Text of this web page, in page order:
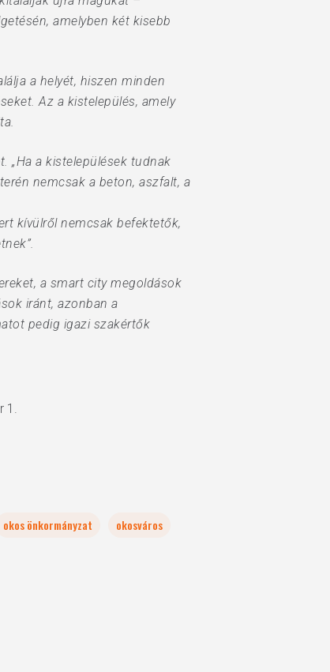
amelyben két kisebb
a helyét, hiszen minden
Az a kistelepülés, amely
„Ha a kistelepülések tudnak
nemcsak a beton, aszfalt, a
kívülről nemcsak befektetők,
a smart city megoldások
iránt, azonban a
pedig igazi szakértők
1.
okos önkormányzat
okosváros